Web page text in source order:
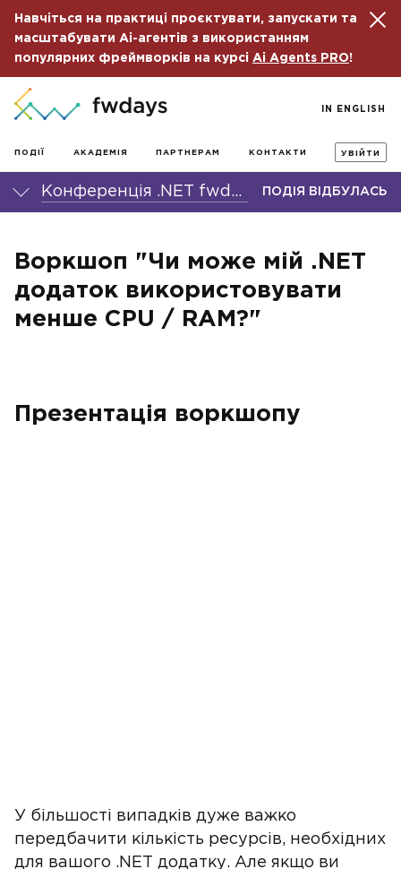
Навчіться на практиці проєктувати, запускати та
масштабувати Ai-агентів з використанням
популярних фреймворків на курсі Ai Agents PRO!
ПОДІЇ АКАДЕМІЯ ПАРТНЕРАМ КОНТАКТИ УВІЙТИ
IN ENGLISH
Конференція .NET fwdays'23 ПОДІЯ ВІДБУЛАСЬ
Воркшоп "Чи може мій .NET
додаток використовувати
менше CPU / RAM?"
Презентація воркшопу
У більшості випадків дуже важко
передбачити кількість ресурсів, необхідних
для вашого .NET додатку. Але якщо ви